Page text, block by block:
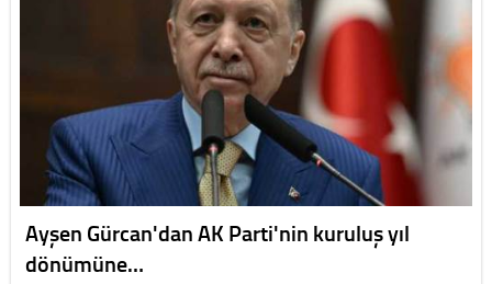
Ayşen Gürcan'dan AK Parti'nin kuruluş yıl
dönümüne…